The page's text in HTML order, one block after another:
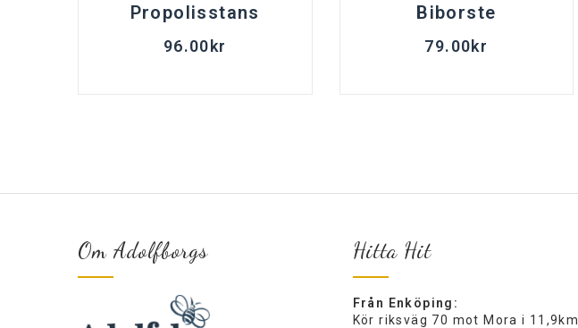
Propolisstans
96.00kr
Biborste
79.00kr
Om Adolfborgs Hitta Hit
Från Enköping:
Kör riksväg 70 mot Mora i 11,9km.